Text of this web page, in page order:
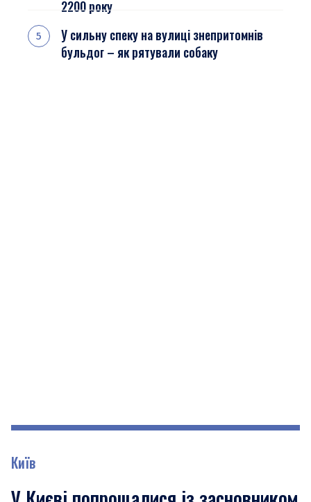
2200 року
У сильну спеку на вулиці знепритомнів
бульдог – як рятували собаку
Київ